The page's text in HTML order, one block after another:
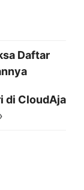
Daftar
di CloudAja